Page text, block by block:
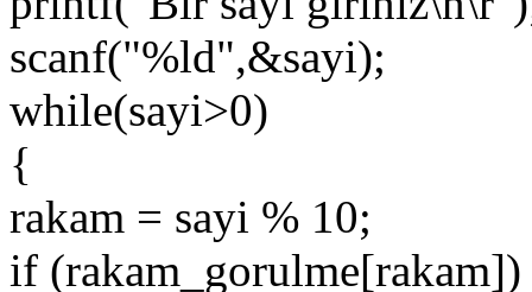
scanf("%ld",&sayi);
while(sayi>0)
{
rakam = sayi % 10;
if (rakam_gorulme[rakam])